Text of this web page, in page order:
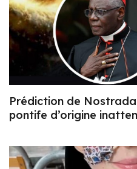
Prédiction de
pontife d’origine